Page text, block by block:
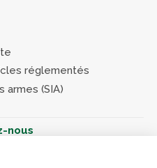
réglementés
armes (SIA)
nous